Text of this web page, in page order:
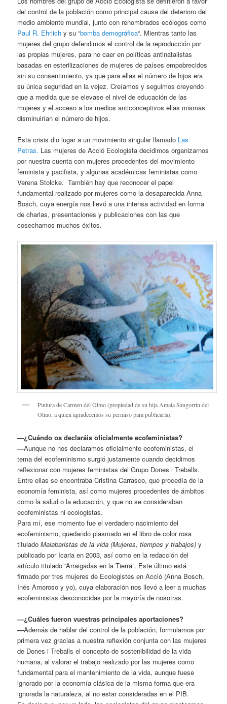
del control de la población como principal causa del deterioro del
medio ambiente mundial, junto con renombrados ecólogos como
Paul R. Ehrlich y su “bomba demográfica“. Mientras tanto las
mujeres del grupo defendimos el control de la reproducción por
las propias mujeres, para no caer en políticas antinatalistas
basadas en esterilizaciones de mujeres de países empobrecidos
sin su consentimiento, ya que para ellas el número de hijos era
su única seguridad en la vejez. Creíamos y seguimos creyendo
que a medida que se elevase el nivel de educación de las
mujeres y el acceso a los medios anticonceptivos ellas mismas
disminuirían el número de hijos.
Esta crisis dio lugar a un movimiento singular llamado Las
Petras. Las mujeres de Acció Ecologista decidimos organizarnos
por nuestra cuenta con mujeres procedentes del movimiento
feminista y pacifista, y algunas académicas feministas como
Verena Stolcke. También hay que reconocer el papel
fundamental realizado por mujeres como la desaparecida Anna
Bosch, cuya energía nos llevó a una intensa actividad en forma
de charlas, presentaciones y publicaciones con las que
cosechamos muchos éxitos.
Pintura de Carmen del Olmo (propiedad de su hija Amaia Sangorrin del
Olmo, a quien agradecemos su permiso para publicarla).
—¿Cuándo os declaráis oficialmente ecofeministas?
—Aunque no nos declaramos oficialmente ecofeministas, el
tema del ecofeminismo surgió justamente cuando decidimos
reflexionar con mujeres feministas del Grupo Dones i Treballs.
Entre ellas se encontraba Cristina Carrasco, que procedía de la
economía feminista, así como mujeres procedentes de ámbitos
como la salud o la educación, y que no se consideraban
ecofeministas ni ecologistas.
Para mí, ese momento fue el verdadero nacimiento del
ecofeminismo, quedando plasmado en el libro de color rosa
tituladoMalabaristas de la vida (Mujeres, tiempos y trabajos) y
publicado por Icaria en 2003, así como en la redacción del
artículo titulado “Arraigadas en la Tierra”. Este último está
firmado por tres mujeres de Ecologistes en Acció (Anna Bosch,
Inés Amoroso y yo), cuya elaboración nos llevó a leer a muchas
ecofeministas desconocidas por la mayoría de nosotras.
—¿Cuáles fueron vuestras principales aportaciones?
—Además de hablar del control de la población, formulamos por
primera vez gracias a nuestra reflexión conjunta con las mujeres
de Dones i Treballs el concepto de sostenibilidad de la vida
humana, al valorar el trabajo realizado por las mujeres como
fundamental para el mantenimiento de la vida, aunque fuese
ignorado por la economía clásica de la misma forma que era
ignorada la naturaleza, al no estar consideradas en el PIB.